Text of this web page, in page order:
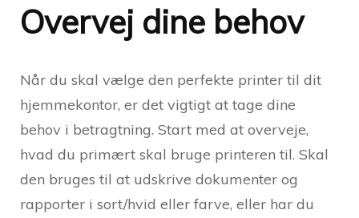
Overvej dine behov
Når du skal vælge den perfekte printer til dit
hjemmekontor, er det vigtigt at tage dine
behov i betragtning. Start med at overveje,
hvad du primært skal bruge printeren til. Skal
den bruges til at udskrive dokumenter og
rapporter i sort/hvid eller farve, eller har du